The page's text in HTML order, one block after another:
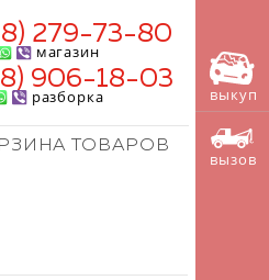
279-73-80
магазин
906-18-03
разборка
ТОВАРОВ
выкуп
вызов